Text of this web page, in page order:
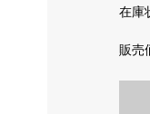
在庫
販売